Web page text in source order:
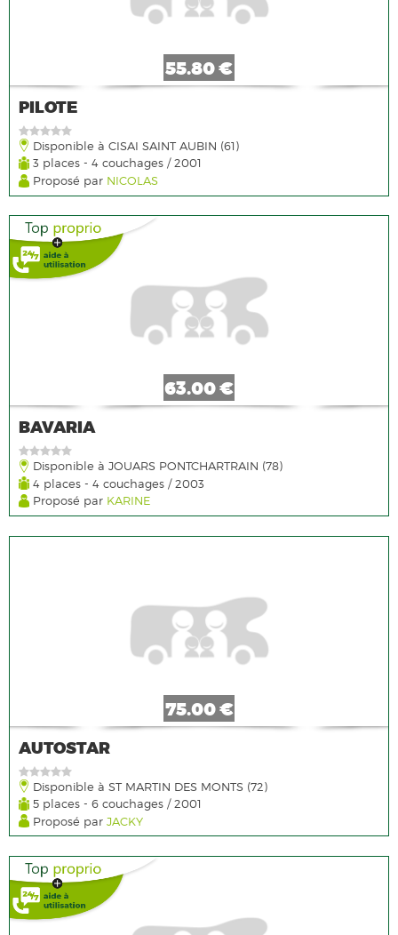
55.80 €
PILOTE
Disponible à CISAI SAINT AUBIN (61)
3 places - 4 couchages / 2001
Proposé par NICOLAS
63.00 €
BAVARIA
Disponible à JOUARS PONTCHARTRAIN (78)
4 places - 4 couchages / 2003
Proposé par KARINE
75.00 €
AUTOSTAR
Disponible à ST MARTIN DES MONTS (72)
5 places - 6 couchages / 2001
Proposé parJACKY